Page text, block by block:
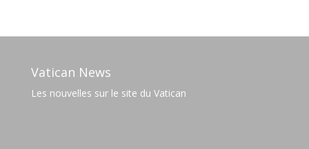
Vatican News
Les nouvelles sur le site du Vatican